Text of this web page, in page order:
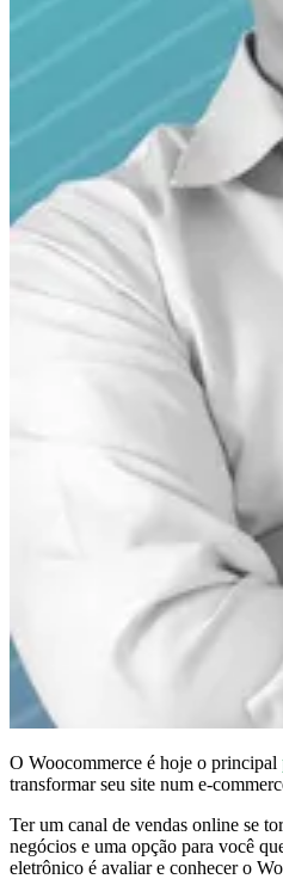
O Woocommerce é hoje o principal
transformar seu site num e-
Ter um canal de vendas online se
negócios e uma opção para você
eletrônico é avaliar e conhecer o